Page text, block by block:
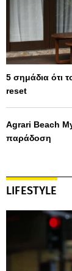
5 σημάδια ότι
reset
Agrari Beach
παράδοση
LIFESTYLE